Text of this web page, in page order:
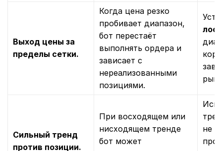
Выход цены за
пределы сетки.
Когда цена резко
пробивает диапазон,
бот перестаёт
выполнять ордера и
зависает с
нереализованными
позициями.
лосс
Сильный тренд
против позиции.
При восходящем или
нисходящем тренде
бот может
не